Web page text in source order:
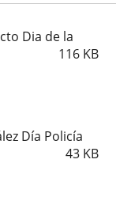
Dia de la
116 KB
Día Policía
43 KB